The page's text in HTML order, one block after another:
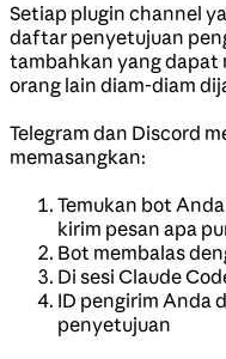
Setiap plugin channel
daftar penyetujuan
tambahkan yang dapat
orang lain diam-diam
Telegram dan Discord
memasangkan:
Temukan bot
kirim pesan apa
Bot membalas
Di sesi Claude
ID pengirim Anda
penyetujuan